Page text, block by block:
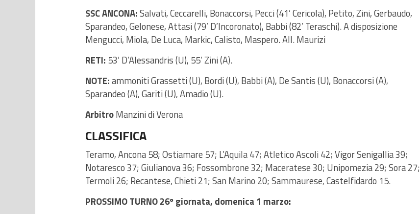
SSC ANCONA:Salvati, Ceccarelli, Bonaccorsi, Pecci (41’ Cericola), Petito, Zini, Gerbaudo,
Sparandeo, Gelonese, Attasi (79’ D’Incoronato), Babbi (82’ Teraschi). A disposizione
Mengucci, Miola, De Luca, Markic, Calisto, Maspero. All. Maurizi
RETI: 53’ D’Alessandris (U), 55’ Zini (A).
NOTE:ammoniti Grassetti (U), Bordi (U), Babbi (A), De Santis (U), Bonaccorsi (A),
Sparandeo (A), Gariti (U), Amadio (U).
ArbitroManzini di Verona
CLASSIFICA
Teramo, Ancona 58; Ostiamare 57; L’Aquila 47; Atletico Ascoli 42; Vigor Senigallia 39;
Notaresco 37; Giulianova 36; Fossombrone 32; Maceratese 30; Unipomezia 29; Sora 27;
Termoli 26; Recantese, Chieti 21; San Marino 20; Sammaurese, Castelfidardo 15.
PROSSIMO TURNO 26º giornata, domenica 1 marzo: